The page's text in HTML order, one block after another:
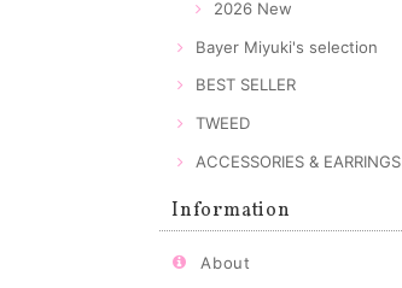
2026 New
Bayer Miyuki's selection
BEST SELLER
TWEED
ACCESSORIES & EARRINGS
Information
About